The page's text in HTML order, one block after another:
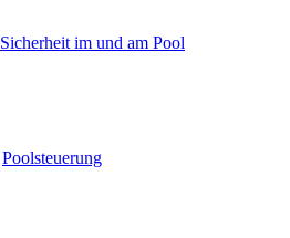
Sicherheit im und am Pool
Poolsteuerung